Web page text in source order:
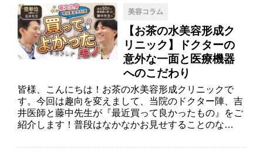
美容コラム
【お茶の水美容形成ク
リニック】ドクターの
意外な一面と医療機器
へのこだわり
皆様、こんにちは！お茶の水美容形成クリニックで
す。今回は趣向を変えまして、当院のドクター陣、吉
井医師と藤中先生が『最近買って良かったもの』をご
紹介します！普段はなかなかお見せすることのな…